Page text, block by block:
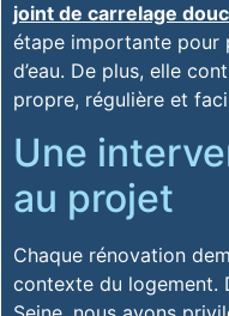
joint de carrelage
étape importante pour
d’eau. De plus, elle
propre, régulière et
Une
au projet
Chaque rénovation
contexte du logement.